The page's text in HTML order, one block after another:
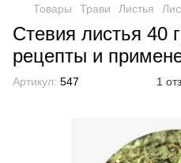
Товары Трави Листья
Стевия листья 40
рецепты и
Артикул: 547 1